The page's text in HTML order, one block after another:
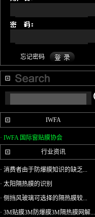
忘记密码
IWFA
· IWFA 国际窗贴膜协会
行业资讯
· 消费者由于防爆膜知识的缺乏...
· 太阳隔热膜的识别
· 侧挡风玻璃可选择的隔热膜较...
· 3M贴膜3M防爆膜3M隔热膜网解...